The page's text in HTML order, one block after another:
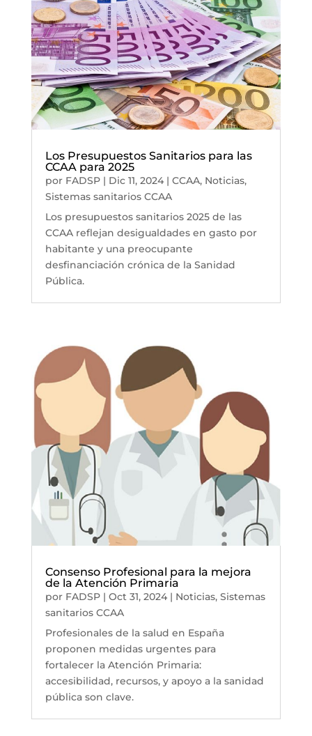
Los Presupuestos Sanitarios para las
CCAA para 2025
por FADSP| Dic 11, 2024| CCAA, Noticias,
Sistemas sanitarios CCAA
Los presupuestos sanitarios 2025 de las
CCAA reflejan desigualdades en gasto por
habitante y una preocupante
desfinanciación crónica de la Sanidad
Pública.
Consenso Profesional para la mejora
de la Atención Primaria
por FADSP| Oct 31, 2024| Noticias, Sistemas
sanitarios CCAA
Profesionales de la salud en España
proponen medidas urgentes para
fortalecer la Atención Primaria:
accesibilidad, recursos, y apoyo a la sanidad
pública son clave.